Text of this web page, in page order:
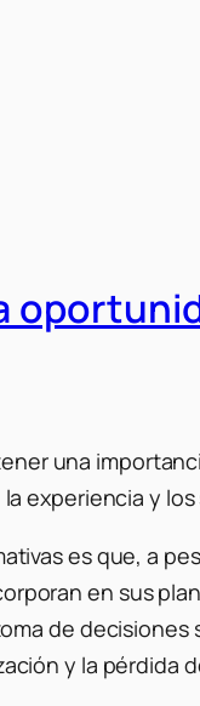
una
experiencia y
es que, a
en sus
de
y la pérdida